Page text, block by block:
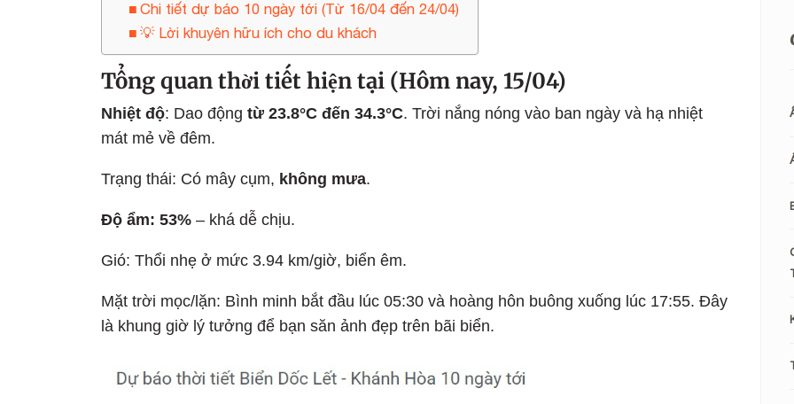
Chi tiết dự báo 10 ngày tới (Từ 16/04 đến 24/04)
💡 Lời khuyên hữu ích cho du khách
Tổng quan thời tiết hiện tại (Hôm nay, 15/04)
Nhiệt độ: Dao động từ 23.8°C đến 34.3°C. Trời nắng nóng vào ban ngày và hạ nhiệt
mát mẻ về đêm.
Trạng thái: Có mây cụm, không mưa.
Độ ẩm: 53% – khá dễ chịu.
Gió: Thổi nhẹ ở mức 3.94 km/giờ, biển êm.
Mặt trời mọc/lặn: Bình minh bắt đầu lúc 05:30 và hoàng hôn buông xuống lúc 17:55. Đây
là khung giờ lý tưởng để bạn săn ảnh đẹp trên bãi biển.